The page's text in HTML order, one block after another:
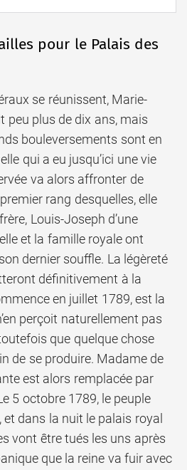
pour le Palais des
se réunissent, Marie-
peu plus de dix ans, mais
bouleversements sont en
qui a eu jusqu’ici une vie
va alors affronter de
rang desquelles, elle
Louis-Joseph d’une
et la famille royale ont
dernier souffle. La légèreté
définitivement à la
en juillet 1789, est la
perçoit naturellement pas
que quelque chose
de se produire. Madame de
est alors remplacée par
5 octobre 1789, le peuple
dans la nuit le palais royal
vont être tués les uns après
que la reine va fuir avec